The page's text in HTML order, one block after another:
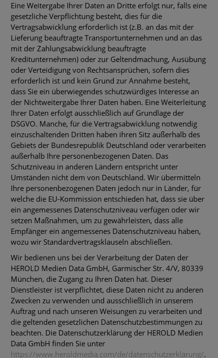
Eine Weitergabe Ihrer Daten an Dritte erfolgt nur, falls eine
gesetzliche Verpflichtung besteht, dies für die
Vertragsabwicklung erforderlich ist (z.B. an das mit der
Lieferung beauftragte Transportunternehmen und an das
mit der Zahlungsabwicklung beauftragte
Kreditunternehmen) oder zur Geltendmachung, Ausübung
oder Verteidigung von Rechtsansprüchen, sofern dies
erforderlich ist und kein Grund zur Annahme besteht,
dass Sie ein überwiegendes schutzwürdiges Interesse an
der Nichtweitergabe Ihrer Daten haben. Eine Weiterleitung
Ihrer Daten erfolgt ausschließlich auf Grundlage der
DSGVO. Manche, für die Vertragsabwicklung notwendig
einzuschaltenden Dritten haben ihren Sitz außerhalb des
Gebiets der Bundesrepublik Deutschland oder verarbeiten
außerhalb Ihre personenbezogenen Daten. Das
Schutzniveau in anderen Ländern entspricht unter
Umständen nicht dem von Deutschland. Wir übermitteln
Ihre personenbezogenen Daten jedoch nur in Länder, für
welche die EU-Kommission entschieden hat, dass sie über
ein angemessenes Datenschutzniveau verfügen oder wir
setzen Maßnahmen, um zu gewährleisten, dass alle
Empfänger ein angemessenes Datenschutzniveau haben,
wozu wir Standardvertragsklauseln abschließen.
Wir bedienen uns bei der Verarbeitung der Daten der
HEROLD Medien Data GmbH, Garmischer Str. 4/V, 80339
München, die Zugang zu Ihren Daten hat. Dieser
Dienstleister ist verpflichtet, diese Daten nicht zu anderen
Zwecken zu verwenden und ausschließlich in unserem
Auftrag und nach unseren Weisungen zu verarbeiten und
die geltenden gesetzlichen Datenschutzbestimmungen zu
beachten. Die Datenschutzerklärung der HEROLD Medien
Data GmbH finden Sie unter
https://www.heroldmedia.com/de/datenschutzerklärung/.